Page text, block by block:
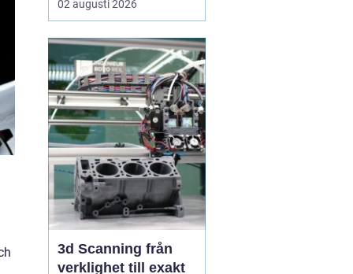
trötthet som inte går att
Många börjar då söka
efter metoder som kan
skapa lugn på djupet,
inte bara i tankarna utan
också i kroppen. I den
sökn...
02 augusti 2026
3d Scanning från
verklighet till exakt